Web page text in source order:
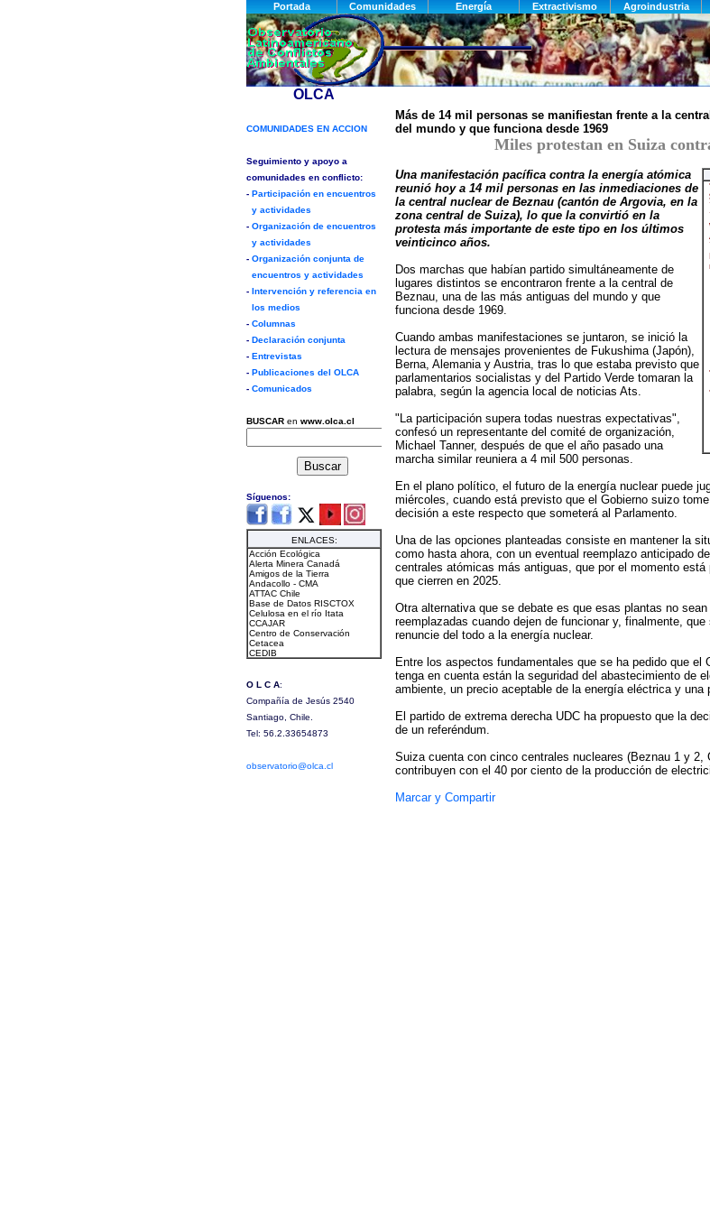
Más de 14 mil personas se manifiestan frente a la
del mundo y que funciona desde 1969
Miles protestan en Suiza
Una manifestación pacífica contra la energía atómica
reunió hoy a 14 mil personas en las inmediaciones de
la central nuclear de Beznau (cantón de Argovia, en la
zona central de Suiza), lo que la convirtió en la
protesta más importante de este tipo en los últimos
veinticinco años.
Dos marchas que habían partido simultáneamente de
lugares distintos se encontraron frente a la central de
Beznau, una de las más antiguas del mundo y que
funciona desde 1969.
Cuando ambas manifestaciones se juntaron, se inició la
lectura de mensajes provenientes de Fukushima (Japón),
Berna, Alemania y Austria, tras lo que estaba previsto que
parlamentarios socialistas y del Partido Verde tomaran la
palabra, según la agencia local de noticias Ats.
"La participación supera todas nuestras expectativas",
confesó un representante del comité de organización,
Michael Tanner, después de que el año pasado una
marcha similar reuniera a 4 mil 500 personas.
En el plano político, el futuro de la energía nuclear puede
miércoles, cuando está previsto que el Gobierno suizo
decisión a este respecto que someterá al Parlamento.
Una de las opciones planteadas consiste en mantener la
como hasta ahora, con un eventual reemplazo anticipado
centrales atómicas más antiguas, que por el momento está
que cierren en 2025.
Otra alternativa que se debate es que esas plantas no sean
reemplazadas cuando dejen de funcionar y, finalmente, que
renuncie del todo a la energía nuclear.
Entre los aspectos fundamentales que se ha pedido que el
tenga en cuenta están la seguridad del abastecimiento de
ambiente, un precio aceptable de la energía eléctrica y una
El partido de extrema derecha UDC ha propuesto que la
de un referéndum.
Suiza cuenta con cinco centrales nucleares (Beznau 1 y 2,
contribuyen con el 40 por ciento de la producción de